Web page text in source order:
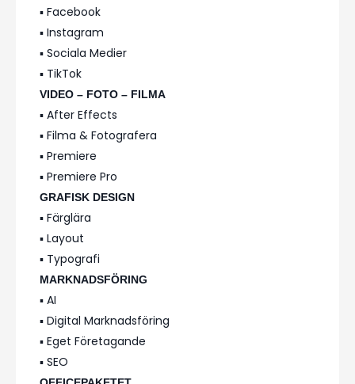
▪️ Facebook
▪️ Instagram
▪️ Sociala Medier
▪️ TikTok
VIDEO – FOTO – FILMA
▪️ After Effects
▪️ Filma & Fotografera
▪️ Premiere
▪️ Premiere Pro
GRAFISK DESIGN
▪️ Färglära
▪️ Layout
▪️ Typografi
MARKNADSFÖRING
▪️ AI
▪️ Digital Marknadsföring
▪️ Eget Företagande
▪️ SEO